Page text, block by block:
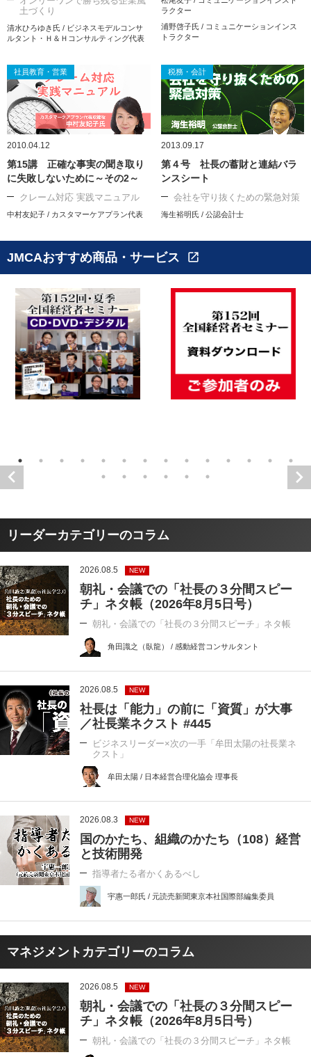
土づくり
清水ひろゆき氏 / ビジネスモデルコンサ
ルタント・Ｈ＆Ｈコンサルティング代表
ラクター
浦野啓子氏 / コミュニケーションインス
トラクター
社員教育・営業
2010.04.12
第15講 正確な事実の聞き取り
に失敗しないために～その2～
クレーム対応 実践マニュアル
中村友妃子 / カスタマーケアプラン代表
税務・会計
2013.09.17
第４号 社長の蓄財と連結バラ
ンスシート
会社を守り抜くための緊急対策
海生裕明氏 / 公認会計士
JMCAおすすめ商品・サービス open_in_new
リーダーカテゴリーのコラム
2026.08.5 NEW
朝礼・会議での「社長の３分間スピー
チ」ネタ帳（2026年8月5日号）
朝礼・会議での「社長の３分間スピーチ」ネタ帳
角田識之（臥龍） / 感動経営コンサルタント
2026.08.5 NEW
社長は「能力」の前に「資質」が大事
／社長業ネクスト #445
ビジネスリーダー×次の一手「牟田太陽の社長業ネ
クスト」
牟田太陽 / 日本経営合理化協会 理事長
2026.08.3 NEW
国のかたち、組織のかたち（108）経営
と技術開発
指導者たる者かくあるべし
宇惠一郎氏 / 元読売新聞東京本社国際部編集委員
マネジメントカテゴリーのコラム
2026.08.5 NEW
朝礼・会議での「社長の３分間スピー
チ」ネタ帳（2026年8月5日号）
朝礼・会議での「社長の３分間スピーチ」ネタ帳